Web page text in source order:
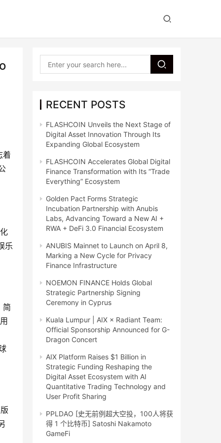
着
乐
简
RECENT POSTS
FLASHCOIN Unveils the Next Stage of
Digital Asset Innovation Through Its
Expanding Global Ecosystem
FLASHCOIN Accelerates Global Digital
Finance Transformation with Its “Trade
Everything” Ecosystem
Golden Pact Forms Strategic
Incubation Partnership with Anubis
Labs, Advancing Toward a New AI +
RWA + DeFi 3.0 Financial Ecosystem
ANUBIS Mainnet to Launch on April 8,
Marking a New Cycle for Privacy
Finance Infrastructure
NOEMON FINANCE Holds Global
Strategic Partnership Signing
Ceremony in Cyprus
Kuala Lumpur | AIX × Radiant Team:
Official Sponsorship Announced for G-
Dragon Concert
AIX Platform Raises $1 Billion in
Strategic Funding Reshaping the
Digital Asset Ecosystem with AI
Quantitative Trading Technology and
User Profit Sharing
PPLDAO [史无前例超大空投，100人将获
得 1 个比特币] Satoshi Nakamoto
GameFi